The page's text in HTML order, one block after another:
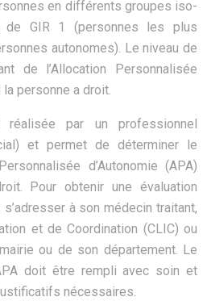
en différents groupes iso-
de GIR 1 (personnes les plus
autonomes). Le niveau de
de l’Allocation Personnalisée
la personne a droit.
réalisée par un professionnel
et permet de déterminer le
d’Autonomie (APA)
Pour obtenir une évaluation
à son médecin traitant,
et de Coordination (CLIC) ou
ou de son département. Le
doit être rempli avec soin et
nécessaires.